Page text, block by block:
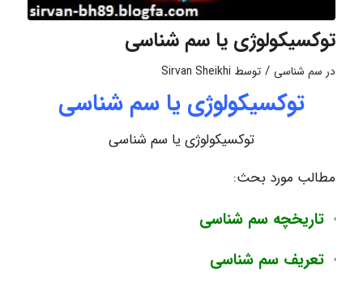
توکسیکولوژی یا سم شناسی
در سم شناسی / توسط Sirvan Sheikhi
توکسیکولوژی یا سم شناسی
توکسیکولوژی یا سم شناسی
مطالب مورد بحث:
تاریخچه سم شناسی
تعریف سم شناسی